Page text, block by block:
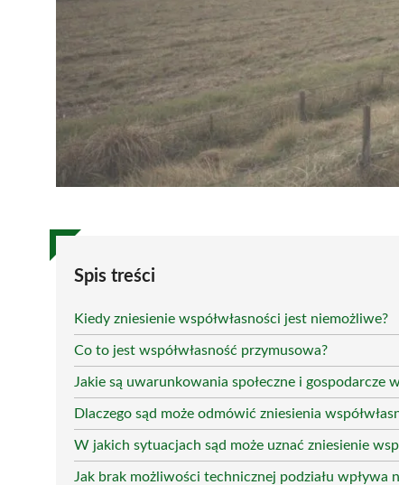
Spis treści
Kiedy zniesienie współwłasności jest niemożliwe?
Co to jest współwłasność przymusowa?
Jakie są uwarunkowania społeczne i gospodarcze
Dlaczego sąd może odmówić zniesienia
W jakich sytuacjach sąd może uznać zniesienie
Jak brak możliwości technicznej podziału wpływa